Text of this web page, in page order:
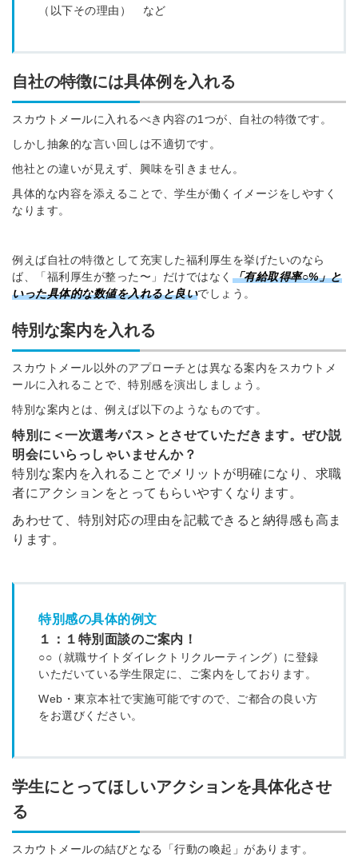
（以下その理由） など
自社の特徴には具体例を入れる
スカウトメールに入れるべき内容の1つが、自社の特徴です。
しかし抽象的な言い回しは不適切です。
他社との違いが見えず、興味を引きません。
具体的な内容を添えることで、学生が働くイメージをしやすく
なります。
例えば自社の特徴として充実した福利厚生を挙げたいのなら
ば、「福利厚生が整った〜」だけではなく 「有給取得率○%」と
いった具体的な数値を入れると良いでしょう。
特別な案内を入れる
スカウトメール以外のアプローチとは異なる案内をスカウトメ
ールに入れることで、特別感を演出しましょう。
特別な案内とは、例えば以下のようなものです。
特別に＜一次選考パス＞とさせていただきます。ぜひ説
明会にいらっしゃいませんか？
特別な案内を入れることでメリットが明確になり、求職
者にアクションをとってもらいやすくなります。
あわせて、特別対応の理由を記載できると納得感も高ま
ります。
特別感の具体的例文
１：１特別面談のご案内！
○○（就職サイトダイレクトリクルーティング）に登録
いただいている学生限定に、ご案内をしております。
Web・東京本社で実施可能ですので、ご都合の良い方
をお選びください。
学生にとってほしいアクションを具体化させ
る
スカウトメールの結びとなる「行動の喚起」があります。